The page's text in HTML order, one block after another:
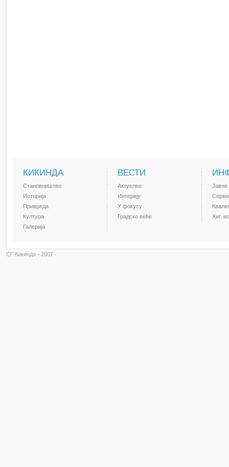
КИКИНДА
Становништво
Историја
Привреда
Култура
Галерија
ВЕСТИ
Актуелно
Интервју
У фокусу
Градско веће
Јавне
Хиг.
СГ Кикинда - 2007